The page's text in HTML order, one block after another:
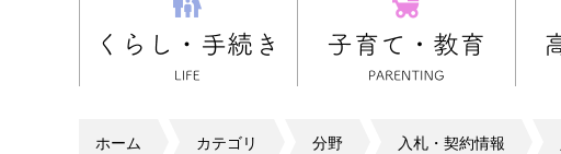
ホーム カテゴリ 分野 入札・契約情報